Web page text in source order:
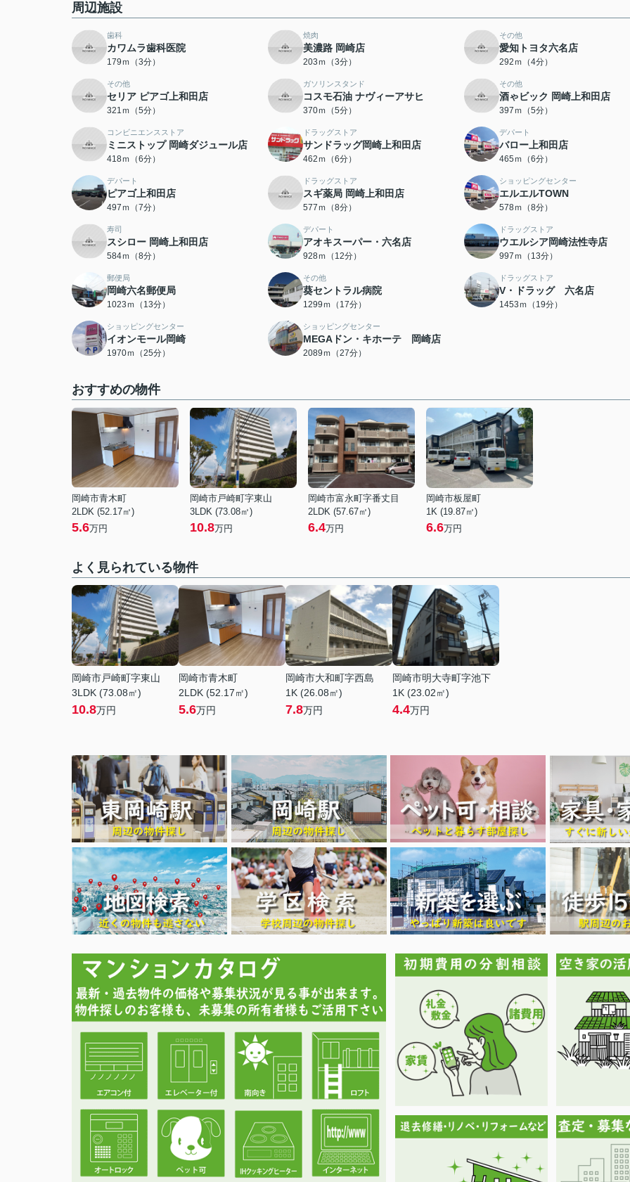
周辺施設
歯科
カワムラ歯科医院
179ｍ（3分）
焼肉
美濃路 岡崎店
203ｍ（3分）
その他
愛知トヨタ六名店
292ｍ（4分）
その他
セリア ピアゴ上和田店
321ｍ（5分）
ガソリンスタンド
コスモ石油 ナヴィーアサヒ
370ｍ（5分）
その他
酒ゃビック 岡崎上和田店
397ｍ（5分）
コンビニエンスストア
ミニストップ 岡崎ダジュール店
418ｍ（6分）
ドラッグストア
サンドラッグ岡崎上和田店
462ｍ（6分）
デパート
バロー上和田店
465ｍ（6分）
デパート
ピアゴ上和田店
497ｍ（7分）
ドラッグストア
スギ薬局 岡崎上和田店
577ｍ（8分）
ショッピングセンター
エルエルTOWN
578ｍ（8分）
寿司
スシロー 岡崎上和田店
584ｍ（8分）
デパート
アオキスーパー・六名店
928ｍ（12分）
ドラッグストア
ウエルシア岡崎法性寺店
997ｍ（13分）
郵便局
岡崎六名郵便局
1023ｍ（13分）
その他
葵セントラル病院
1299ｍ（17分）
ドラッグストア
V・ドラッグ 六名店
1453ｍ（19分）
ショッピングセンター
イオンモール岡崎
1970ｍ（25分）
ショッピングセンター
MEGAドン・キホーテ 岡崎店
2089ｍ（27分）
おすすめの物件
岡崎市青木町
2LDK (52.17㎡)
5.6万円
岡崎市戸崎町字東山
3LDK (73.08㎡)
10.8万円
岡崎市富永町字番丈目
2LDK (57.67㎡)
6.4万円
岡崎市板屋町
1K (19.87㎡)
6.6万円
よく見られている物件
岡崎市戸崎町字東山
3LDK (73.08㎡)
10.8万円
岡崎市青木町
2LDK (52.17㎡)
5.6万円
岡崎市大和町字西島
1K (26.08㎡)
7.8万円
岡崎市明大寺町字池下
1K (23.02㎡)
4.4万円